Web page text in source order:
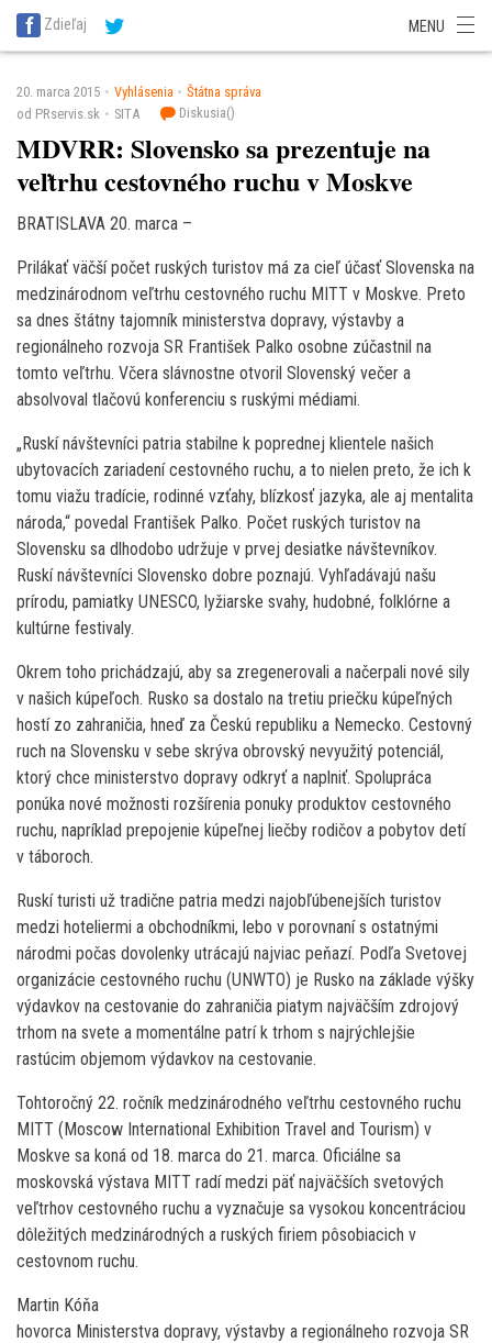
SITA Energetika
SITA Potravinárstvo
Zdieľaj MENU
20. marca 2015 Vyhlásenia
Štátna správa
od PRservis.sk
SITA Diskusia()
MDVRR: Slovensko sa prezentuje na
veľtrhu cestovného ruchu v Moskve
BRATISLAVA 20. marca –
Prilákať väčší počet ruských turistov má za cieľ účasť Slovenska na
medzinárodnom veľtrhu cestovného ruchu MITT v Moskve. Preto
sa dnes štátny tajomník ministerstva dopravy, výstavby a
regionálneho rozvoja SR František Palko osobne zúčastnil na
tomto veľtrhu. Včera slávnostne otvoril Slovenský večer a
absolvoval tlačovú konferenciu s ruskými médiami.
„Ruskí návštevníci patria stabilne k poprednej klientele našich
ubytovacích zariadení cestovného ruchu, a to nielen preto, že ich k
tomu viažu tradície, rodinné vzťahy, blízkosť jazyka, ale aj mentalita
národa,“ povedal František Palko. Počet ruských turistov na
Slovensku sa dlhodobo udržuje v prvej desiatke návštevníkov.
Ruskí návštevníci Slovensko dobre poznajú. Vyhľadávajú našu
prírodu, pamiatky UNESCO, lyžiarske svahy, hudobné, folklórne a
kultúrne festivaly.
Okrem toho prichádzajú, aby sa zregenerovali a načerpali nové sily
v našich kúpeľoch. Rusko sa dostalo na tretiu priečku kúpeľných
hostí zo zahraničia, hneď za Českú republiku a Nemecko. Cestovný
ruch na Slovensku v sebe skrýva obrovský nevyužitý potenciál,
ktorý chce ministerstvo dopravy odkryť a naplniť. Spolupráca
ponúka nové možnosti rozšírenia ponuky produktov cestovného
ruchu, napríklad prepojenie kúpeľnej liečby rodičov a pobytov detí
v táboroch.
Ruskí turisti už tradične patria medzi najobľúbenejších turistov
medzi hoteliermi a obchodníkmi, lebo v porovnaní s ostatnými
národmi počas dovolenky utrácajú najviac peňazí. Podľa Svetovej
organizácie cestovného ruchu (UNWTO) je Rusko na základe výšky
výdavkov na cestovanie do zahraničia piatym najväčším zdrojový
trhom na svete a momentálne patrí k trhom s najrýchlejšie
rastúcim objemom výdavkov na cestovanie.
Tohtoročný 22. ročník medzinárodného veľtrhu cestovného ruchu
MITT (Moscow International Exhibition Travel and Tourism) v
Moskve sa koná od 18. marca do 21. marca. Oficiálne sa
moskovská výstava MITT radí medzi päť najväčších svetových
veľtrhov cestovného ruchu a vyznačuje sa vysokou koncentráciou
dôležitých medzinárodných a ruských firiem pôsobiacich v
cestovnom ruchu.
Martin Kóňa
hovorca Ministerstva dopravy, výstavby a regionálneho rozvoja SR